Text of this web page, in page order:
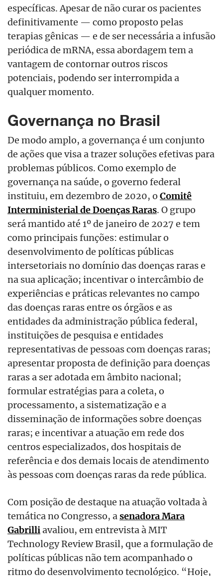
específicas. Apesar de não curar os pacientes
definitivamente — como proposto pelas
terapias gênicas — e de ser necessária a infusão
periódica de mRNA, essa abordagem tem a
vantagem de contornar outros riscos
potenciais, podendo ser interrompida a
qualquer momento.
Governança no Brasil
De modo amplo, a governança é um conjunto
de ações que visa a trazer soluções efetivas para
problemas públicos. Como exemplo de
governança na saúde, o governo federal
instituiu, em dezembro de 2020, o Comitê
Interministerial de Doenças Raras. O grupo
será mantido até 1º de janeiro de 2027 e tem
como principais funções: estimular o
desenvolvimento de políticas públicas
intersetoriais no domínio das doenças raras e
na sua aplicação; incentivar o intercâmbio de
experiências e práticas relevantes no campo
das doenças raras entre os órgãos e as
entidades da administração pública federal,
instituições de pesquisa e entidades
representativas de pessoas com doenças raras;
apresentar proposta de definição para doenças
raras a ser adotada em âmbito nacional;
formular estratégias para a coleta, o
processamento, a sistematização e a
disseminação de informações sobre doenças
raras; e incentivar a atuação em rede dos
centros especializados, dos hospitais de
referência e dos demais locais de atendimento
às pessoas com doenças raras da rede pública.
Com posição de destaque na atuação voltada à
temática no Congresso, asenadora Mara
Gabrilliavaliou, em entrevista à MIT
Technology Review Brasil, que a formulação de
políticas públicas não tem acompanhado o
ritmo do desenvolvimento tecnológico. “Hoje,